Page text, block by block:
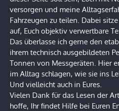
versorgen und meine
Fahrzeugen zu teilen. Dabei
auf, Euch objektiv verwertbare
Das überlasse ich gerne den
ihrem technisch ausgebildeten
Tonnen von Messgeräten. Hier
im Alltag schlagen, wie sie ins
Und vielleicht auch in Eures.
Vielen Dank für das Lesen der
hoffe, Ihr findet Hilfe bei Euren